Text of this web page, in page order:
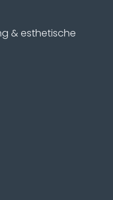
& esthetische